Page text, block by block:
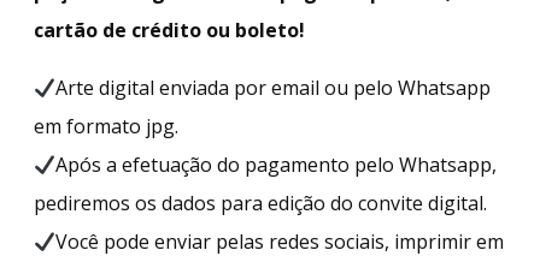
cartão de crédito ou boleto!
Arte digital enviada por email ou pelo Whatsapp
em formato jpg.
Após a efetuação do pagamento pelo Whatsapp,
pediremos os dados para edição do convite digital.
Você pode enviar pelas redes sociais, imprimir em